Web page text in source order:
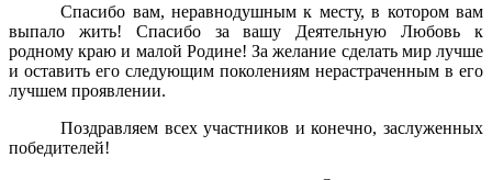
Спасибо вам, неравнодушным к месту, в котором вам
выпало жить! Спасибо за вашу Деятельную Любовь к
родному краю и малой Родине! За желание сделать мир лучше
и оставить его следующим поколениям нерастраченным в его
лучшем проявлении.
Поздравляем всех участников и конечно, заслуженных
победителей!